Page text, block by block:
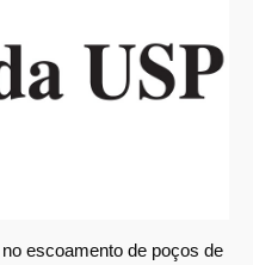
escoamento de poços de